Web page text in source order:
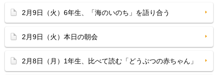
2月9日（火）6年生、「海のいのち」を語り合う
2月9日（火）本日の朝会
2月8日（月）1年生、比べて読む「どうぶつの赤ちゃん」